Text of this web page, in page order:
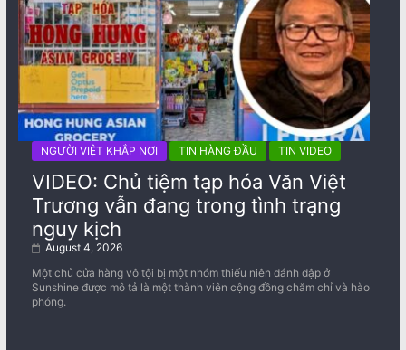
NGƯỜI VIỆT KHẮP NƠI TIN HÀNG ĐẦU TIN VIDEO
VIDEO: Chủ tiệm tạp hóa Văn Việt
Trương vẫn đang trong tình trạng
nguy kịch
August 4, 2026
Một chủ cửa hàng vô tội bị một nhóm thiếu niên đánh đập ở
Sunshine được mô tả là một thành viên cộng đồng chăm chỉ và hào
phóng.